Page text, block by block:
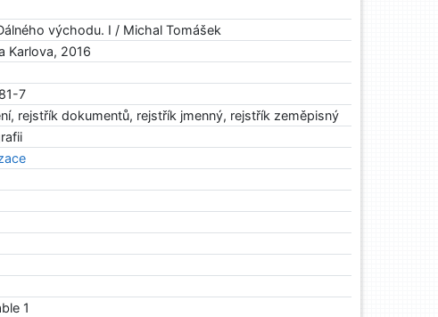
východu. I / Michal Tomášek
Karlova, 2016
7
rejstřík dokumentů, rejstřík jmenný, rejstřík zeměpisný
1